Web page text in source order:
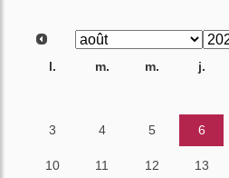
l. m. m. j.
3 4 5 6
10 11 12 13